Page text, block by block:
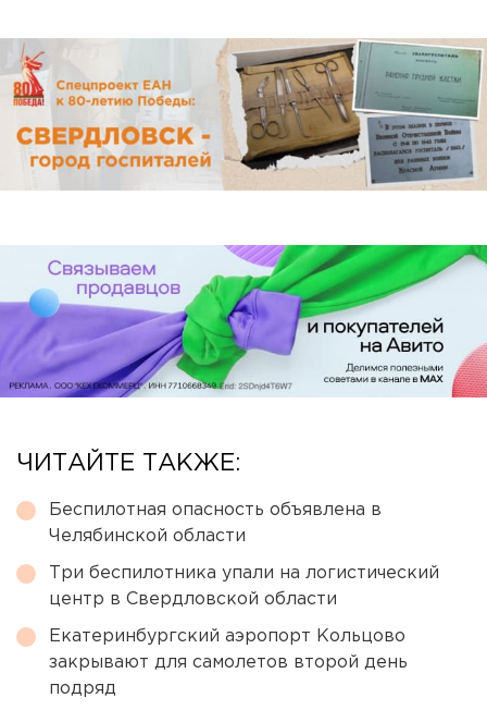
ЧИТАЙТЕ ТАКЖЕ:
Беспилотная опасность объявлена в
Челябинской области
Три беспилотника упали на логистический
центр в Свердловской области
Екатеринбургский аэропорт Кольцово
закрывают для самолетов второй день
подряд